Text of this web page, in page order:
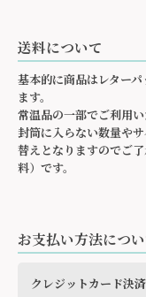
送料について
基本的に商品はレター
ます。
常温品の一部でご利用い
封筒に入らない数量や
替えとなりますのでご
料）です。
お支払い方法につ
クレジットカード決済